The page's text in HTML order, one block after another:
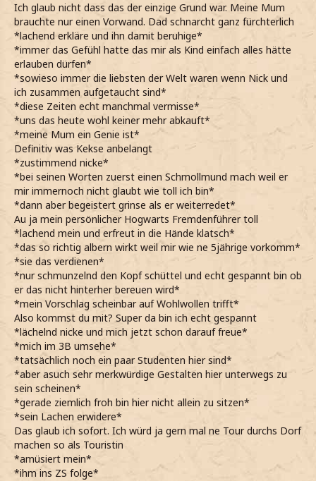
Ich glaub nicht dass das der einzige Grund war. Meine Mum
brauchte nur einen Vorwand. Dad schnarcht ganz fürchterlich
*lachend erkläre und ihn damit beruhige*
*immer das Gefühl hatte das mir als Kind einfach alles hätte
erlauben dürfen*
*sowieso immer die liebsten der Welt waren wenn Nick und
ich zusammen aufgetaucht sind*
*diese Zeiten echt manchmal vermisse*
*uns das heute wohl keiner mehr abkauft*
*meine Mum ein Genie ist*
Definitiv was Kekse anbelangt
*zustimmend nicke*
*bei seinen Worten zuerst einen Schmollmund mach weil er
mir immernoch nicht glaubt wie toll ich bin*
*dann aber begeistert grinse als er weiterredet*
Au ja mein persönlicher Hogwarts Fremdenführer toll
*lachend mein und erfreut in die Hände klatsch*
*das so richtig albern wirkt weil mir wie ne 5jährige vorkomm*
*sie das verdienen*
*nur schmunzelnd den Kopf schüttel und echt gespannt bin ob
er das nicht hinterher bereuen wird*
*mein Vorschlag scheinbar auf Wohlwollen trifft*
Also kommst du mit? Super da bin ich echt gespannt
*lächelnd nicke und mich jetzt schon darauf freue*
*mich im 3B umsehe*
*tatsächlich noch ein paar Studenten hier sind*
*aber asuch sehr merkwürdige Gestalten hier unterwegs zu
sein scheinen*
*gerade ziemlich froh bin hier nicht allein zu sitzen*
*sein Lachen erwidere*
Das glaub ich sofort. Ich würd ja gern mal ne Tour durchs Dorf
machen so als Touristin
*amüsiert mein*
*ihm ins ZS folge*